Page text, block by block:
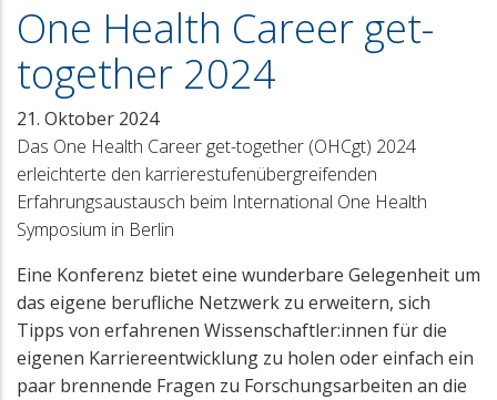
One Health Career get-
together 2024
21. Oktober 2024
Das One Health Career get-together (OHCgt) 2024
erleichterte den karrierestufenübergreifenden
Erfahrungsaustausch beim International One Health
Symposium in Berlin
Eine Konferenz bietet eine wunderbare Gelegenheit um
das eigene berufliche Netzwerk zu erweitern, sich
Tipps von erfahrenen Wissenschaftler:innen für die
eigenen Karriereentwicklung zu holen oder einfach ein
paar brennende Fragen zu Forschungsarbeiten an die